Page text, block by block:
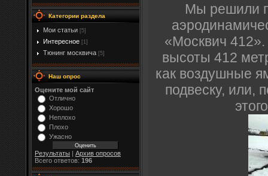
Категории раздела
Мои статьи [5]
Интересное [1]
Тюнинг москвича [5]
Наш опрос
Оцените мой сайт
Отлично
Хорошо
Неплохо
Плохо
Ужасно
Результаты | Архив опросов
Всего ответов: 196
Мы решили
«Москвич 412».
высоты 412
как воздушные
подвеску, или,